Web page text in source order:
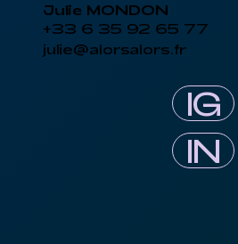
Julie MONDON
+33 6 35 92 65 77
julie@alorsalors.fr
IG
IN